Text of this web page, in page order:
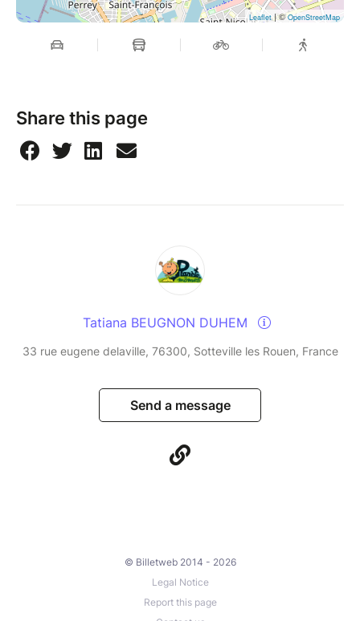
Leaflet| ©OpenStreetMap
Share this page
Tatiana BEUGNON DUHEM
33 rue eugene delaville, 76300, Sotteville les Rouen, France
Send a message
© Billetweb 2014 - 2026
Legal Notice
Report this page